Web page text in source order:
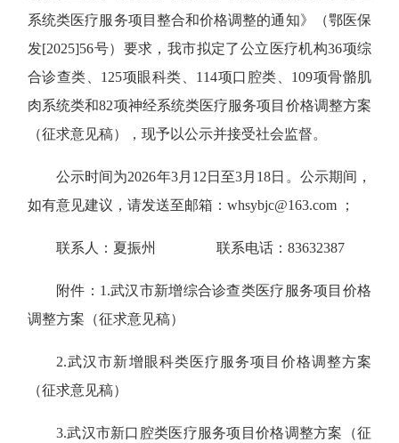
系统类医疗服务项目整合和价格调整的通知》（鄂医保
发[2025]56号）要求，我市拟定了公立医疗机构36项综
合诊查类、125项眼科类、114项口腔类、109项骨骼肌
肉系统类和82项神经系统类医疗服务项目价格调整方案
（征求意见稿），现予以公示并接受社会监督。
公示时间为2026年3月12日至3月18日。公示期间，
如有意见建议，请发送至邮箱：whsybjc@163.com ；
联系人：夏振州 联系电话：83632387
附件：1.武汉市新增综合诊查类医疗服务项目价格
调整方案（征求意见稿）
2.武汉市新增眼科类医疗服务项目价格调整方案
（征求意见稿）
3.武汉市新口腔类医疗服务项目价格调整方案（征